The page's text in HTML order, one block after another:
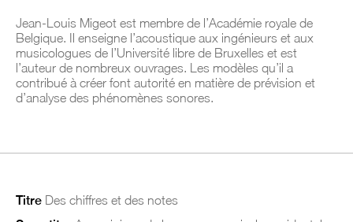
Jean-Louis Migeot est membre de l’Académie royale de
Belgique. Il enseigne l’acoustique aux ingénieurs et aux
musicologues de l’Université libre de Bruxelles et est
l’auteur de nombreux ouvrages. Les modèles qu’il a
contribué à créer font autorité en matière de prévision et
d’analyse des phénomènes sonores.
Titre Des chiffres et des notes